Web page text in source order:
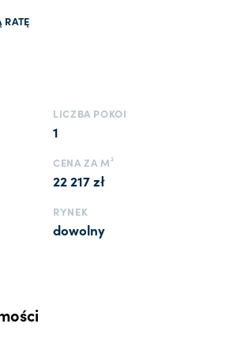
LICZBA POKOI
1
CENA ZA M²
22 217 zł
RYNEK
dowolny